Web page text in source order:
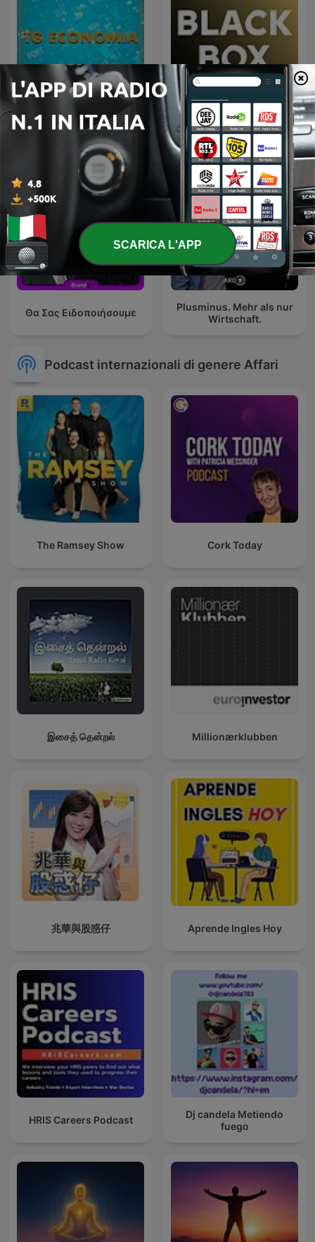
Tg Economia
Black Box - La scatola
nera della finanza
Θα Σας Ειδοποιήσουμε
Plusminus. Mehr als nur
Wirtschaft.
Podcast internazionali di genere Affari
The Ramsey Show Cork Today
இசைத் தென்றல் Millionærklubben
兆華與股惑仔 Aprende Ingles Hoy
HRIS Careers Podcast
Dj candela Metiendo
fuego
SCARICA L'APP